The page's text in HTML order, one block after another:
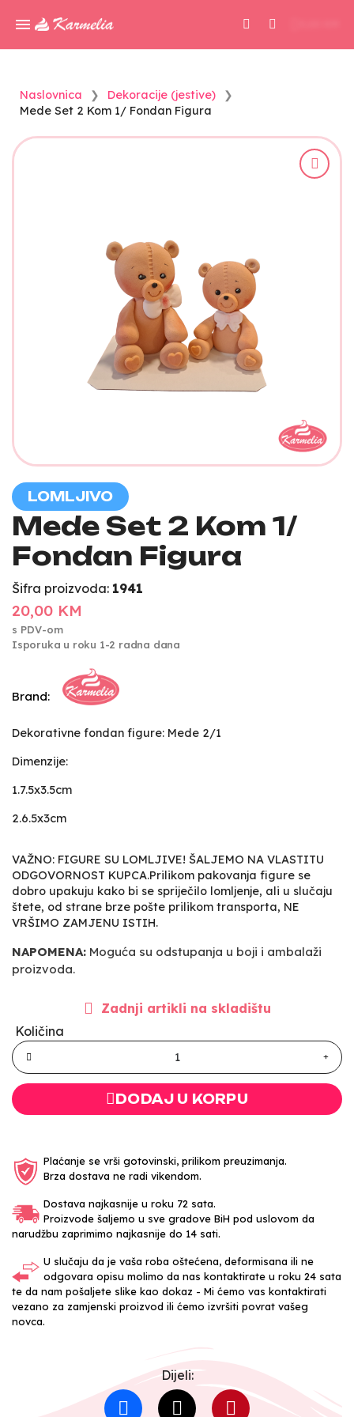
Naslovnica
Dekoracije (jestive)
Mede Set 2 Kom 1/ Fondan Figura
LOMLJIVO
Mede Set 2 Kom 1/
Fondan Figura
Šifra proizvoda: 1941
20,00 KM
s PDV-om
Isporuka u roku 1-2 radna dana
Brand:
Dekorativne fondan figure: Mede 2/1
Dimenzije:
1.7.5x3.5cm
2.6.5x3cm
VAŽNO: FIGURE SU LOMLJIVE! ŠALJEMO NA VLASTITU
ODGOVORNOST KUPCA.Prilikom pakovanja figure se
dobro upakuju kako bi se spriječilo lomljenje, ali u slučaju
štete, od strane brze pošte prilikom transporta, NE
VRŠIMO ZAMJENU ISTIH.
NAPOMENA: Moguća su odstupanja u boji i ambalaži
proizvoda.
Zadnji artikli na skladištu
Količina
DODAJ U KORPU
Plaćanje se vrši gotovinski, prilikom preuzimanja.
Brza dostava ne radi vikendom.
Dostava najkasnije u roku 72 sata.
Proizvode šaljemo u sve gradove BiH pod uslovom da
narudžbu zaprimimo najkasnije do 14 sati.
U slučaju da je vaša roba oštećena, deformisana ili ne
odgovara opisu molimo da nas kontaktirate u roku 24 sata
te da nam pošaljete slike kao dokaz - Mi ćemo vas kontaktirati
vezano za zamjenski proizvod ili ćemo izvršiti povrat vašeg
novca.
Dijeli: